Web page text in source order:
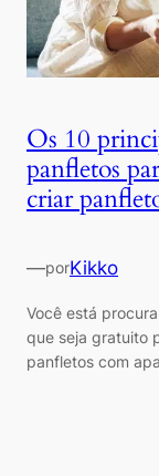
Os 10
panfletos
criar
—porKikko
Você está
que seja gratuito
panfletos com